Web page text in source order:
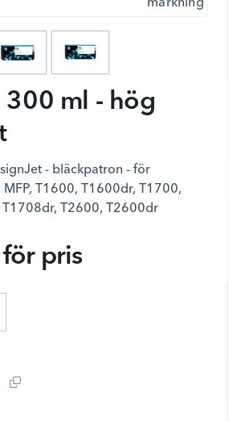
300 ml - hög
- bläckpatron - för
MFP, T1600, T1600dr, T1700,
T2600, T2600dr
pris